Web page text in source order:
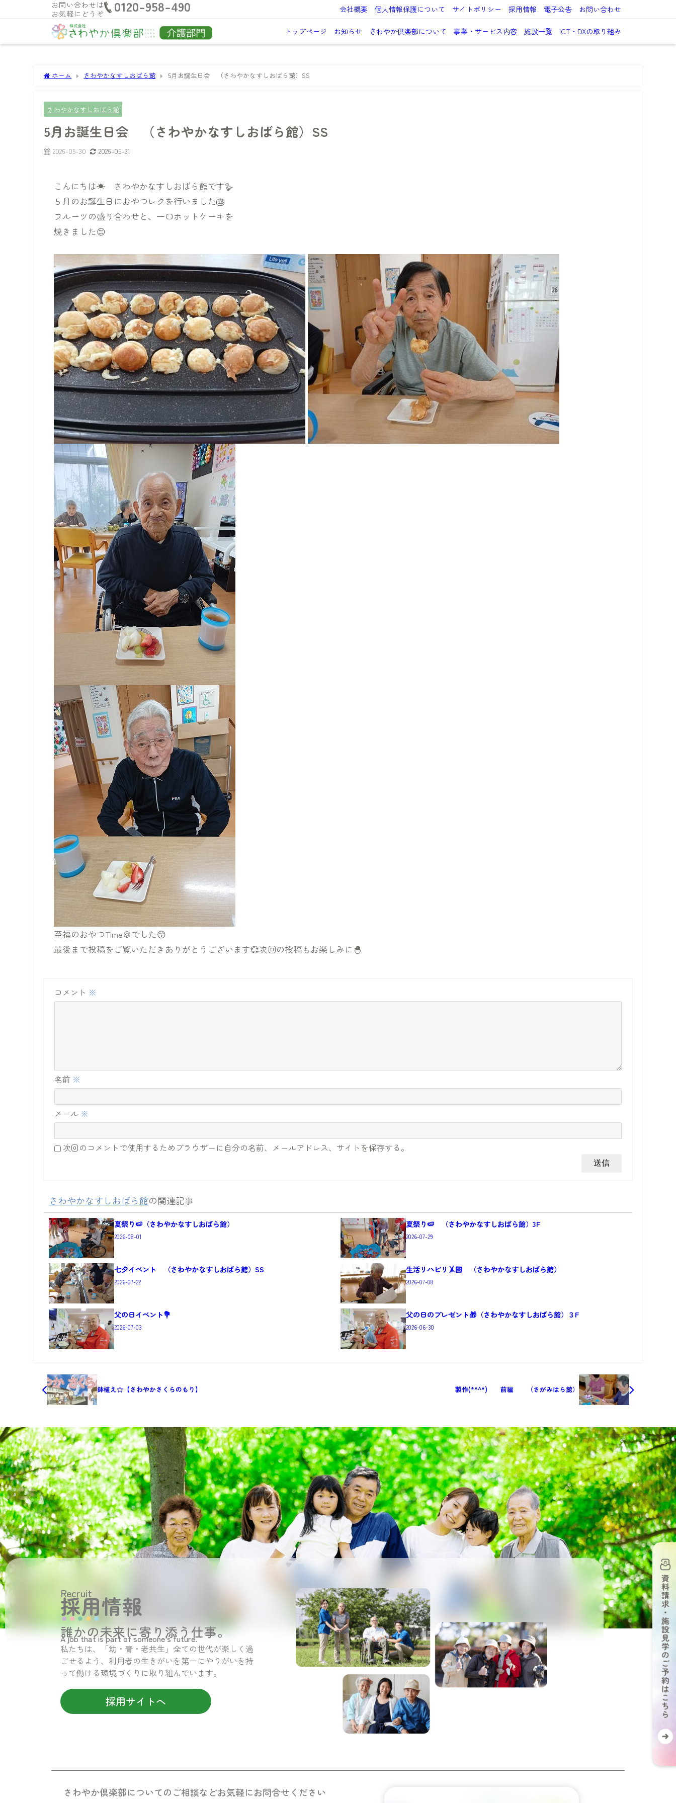
お問い合わせは
お気軽にどうぞ
0120-958-490 会社概要 個人情報保護について サイトポリシー 採用情報 電子公告 お問い合わせ
トップページ お知らせ さわやか倶楽部について 事業・サービス内容 施設一覧 ICT・DXの取り組み
ホーム さわやかなすしおばら館 5月お誕生日会 （さわやかなすしおばら館）SS
さわやかなすしおばら館
5月お誕生日会 （さわやかなすしおばら館）SS
2026-05-30 2026-05-31
こんにちは☀ さわやかなすしおばら館です🪿
５月のお誕生日におやつレクを行いました🎂
フルーツの盛り合わせと、一口ホットケーキを
焼きました😊
至福のおやつTime🍪でした😙
最後まで投稿をご覧いただきありがとうございます💞次回の投稿もお楽しみに🐣
コメント ※
名前 ※
メール ※
次回のコメントで使用するためブラウザーに自分の名前、メールアドレス、サイトを保存する。
さわやかなすしおばら館の関連記事
夏祭り🍉（さわやかなすしおばら館）
2026-08-01
夏祭り🍉 （さわやかなすしおばら館）3F
2026-07-29
七夕イベント （さわやかなすしおばら館）SS
2026-07-22
生活リハビリ🤸🏻 （さわやかなすしおばら館）
2026-07-08
父の日イベント💐
2026-07-03
父の日のプレゼント🎁（さわやかなすしおばら館）３F
2026-06-30
鉢植え☆【さわやかさくらのもり】 製作(*^^*) 前編 （さがみはら館）
Recruit
採用情報
誰かの未来に寄り添う仕事。
A job that is part of someone’s future.
私たちは、「幼・青・老共生」全ての世代が楽しく過
ごせるよう、利用者の生きがいを第一にやりがいを持
って働ける環境づくりに取り組んでいます。
採用サイトへ
さわやか倶楽部についてのご相談などお気軽にお問合せください